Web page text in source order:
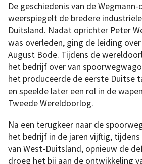
De geschiedenis van de
weerspiegelt de bredere
Duitsland. Nadat oprichter Peter
was overleden, ging de leiding
August Bode. Tijdens de
het bedrijf over van
het produceerde de eerste Duitse
en speelde later een rol in de
Tweede Wereldoorlog.
Na een terugkeer naar de
het bedrijf in de jaren vijftig,
van West-Duitsland, opnieuw de
droeg het bij aan de ontwikkeling